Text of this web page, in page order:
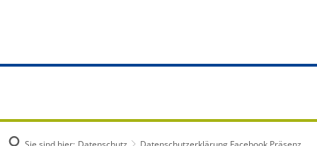
Bürgerbüro
Bauanträge Aktuelles